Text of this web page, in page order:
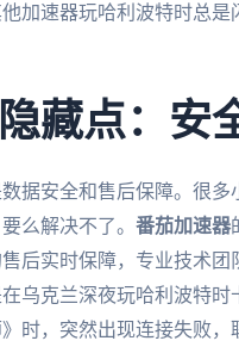
加速器玩哈利波特时总
藏点：安
据安全和售后保障。很
么解决不了。 番茄加速器
后实时保障，专业技术
乌克兰深夜玩哈利波特
时，突然出现连接失败